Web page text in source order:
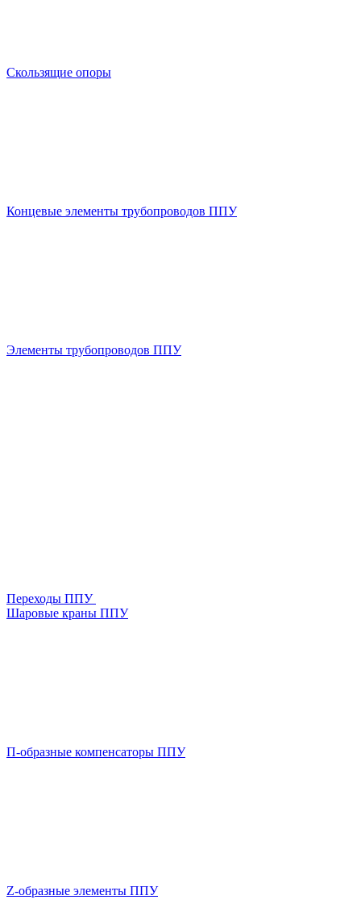
Скользящие опоры
Концевые элементы трубопроводов ППУ
Элементы трубопроводов ППУ
Переходы ППУ
Шаровые краны ППУ
П-образные компенсаторы ППУ
Z-образные элементы ППУ